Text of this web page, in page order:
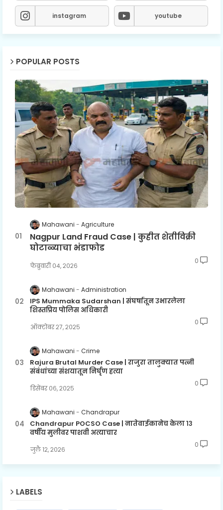
instagram youtube
POPULAR POSTS
Mahawani Agriculture
Nagpur Land Fraud Case | कुहीत शेतीविक्री
घोटाळ्याचा भंडाफोड
फेब्रुवारी ०४, २०२६
0
Mahawani Administration
IPS Mummaka Sudarshan | संघर्षातून उभारलेला
शिस्तप्रिय पोलिस अधिकारी
ऑक्टोबर २७, २०२५
0
Mahawani Crime
Rajura Brutal Murder Case | राजुरा तालुक्यात पत्नी
संबंधांच्या संशयातून निर्घृण हत्या
डिसेंबर ०६, २०२५
0
Mahawani Chandrapur
Chandrapur POCSO Case | नातेवाईकानेच केला १३
वर्षीय मुलीवर पाशवी अत्याचार
जुलै १२, २०२६
0
LABELS